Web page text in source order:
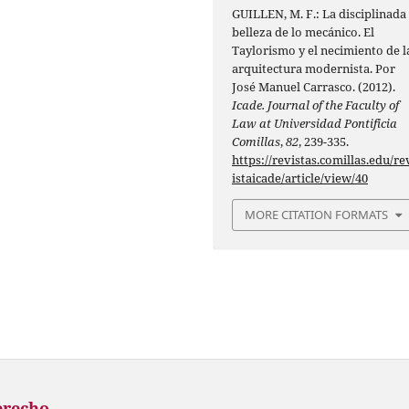
GUILLEN, M. F.: La disciplinada
belleza de lo mecánico. El
Taylorismo y el necimiento de
arquitectura modernista. Por
José Manuel Carrasco. (2012).
Icade. Journal of the Faculty of
Law at Universidad Pontificia
Comillas,82, 239-335.
https://revistas.comillas.edu/
istaicade/article/view/40
MORE CITATION FORMATS